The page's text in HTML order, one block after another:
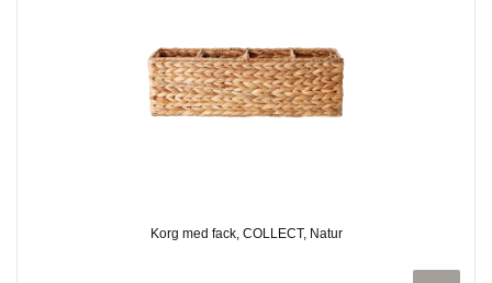
Korg med fack, COLLECT, Natur